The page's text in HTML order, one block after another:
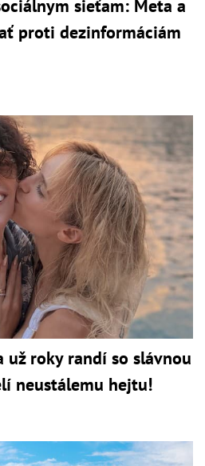
sieťam: Meta a
proti dezinformáciám
už roky randí so slávnou
neustálemu hejtu!